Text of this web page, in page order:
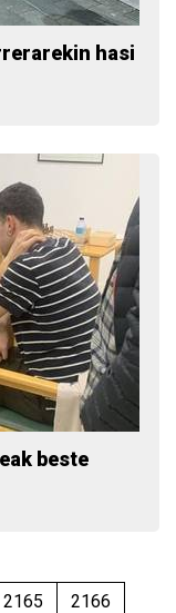
hasi
beste
2165
2166